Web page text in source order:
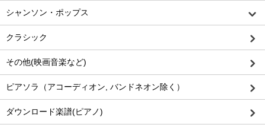
シャンソン・ポップス
クラシック
その他(映画音楽など)
ピアソラ（アコーディオン, バンドネオン除く）
ダウンロード楽譜(ピアノ)